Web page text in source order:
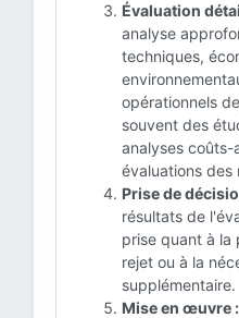
Évaluation
analyse
techniques,
opérationnels
souvent des
analyses
évaluations des
Prise de
résultats de
prise quant à la
rejet ou à la
supplémentaire.
Mise en œuvre :